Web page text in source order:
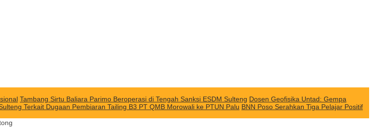
Tambang Sirtu Baliara Parimo Beroperasi di Tengah Sanksi ESDM Sulteng Dosen Geofisika Untad: Gempa
Terkait Dugaan Pembiaran Tailing B3 PT QMB Morowali ke PTUN Palu BNN Poso Serahkan Tiga Pelajar Positif